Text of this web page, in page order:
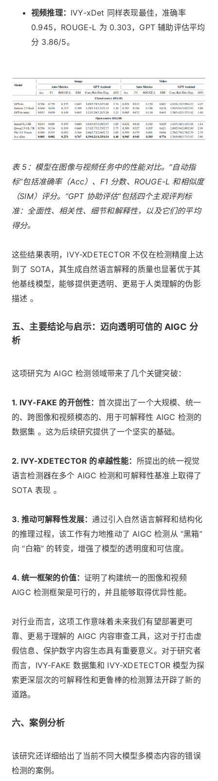
视频推理： IVY-xDet 同样表现最佳，准确率
0.945，ROUGE-L 为 0.303，GPT 辅助评估平均
分 3.86/5。
表 5：模型在图像与视频任务中的性能对比。“自动指
标”包括准确率（Acc）、F1 分数、ROUGE-L 和相似度
（SIM）评分。“GPT 协助评估”包括四个主观评判标
准：全面性、相关性、细节和解释性，以及它们的平均
得分。
这些结果表明，IVY-XDETECTOR 不仅在检测精度上达
到了 SOTA，其生成自然语言解释的质量也显著优于其
他基线模型，能够提供更透明、更易于人类理解的伪影
描述 。
五、主要结论与启示：迈向透明可信的 AIGC 分
析
这项研究为 AIGC 检测领域带来了几个关键突破：
1. IVY-FAKE 的开创性：首次提出了一个大规模、统一
的、跨图像和视频模态的、用于可解释性 AIGC 检测的
数据集 。这为后续研究提供了一个坚实的基础。
2. IVY-XDETECTOR 的卓越性能： 所提出的统一视觉
语言检测器在多个 AIGC 检测和可解释性基准上取得了
SOTA 表现 。
3. 推动可解释性发展：通过引入自然语言解释和结构化
的推理过程，该工作有力地推动了 AIGC 检测从 “黑箱”
向 “白箱” 的转变，增强了模型的透明度和可信度。
4. 统一框架的价值：证明了构建统一的图像和视频
AIGC 检测框架是可行的，并且能够取得优异性能。
对行业而言，这项工作意味着未来我们有望部署更可
靠、更易于理解的 AIGC 内容审查工具，这对于打击虚
假信息、保护数字内容生态具有重要意义。对于研究者
而言，IVY-FAKE 数据集和 IVY-XDETECTOR 模型为探
索更深层次的可解释性和更鲁棒的检测算法开辟了新的
道路。
六、案例分析
该研究还详细给出了当前不同大模型多模态内容的错误
检测的案例。